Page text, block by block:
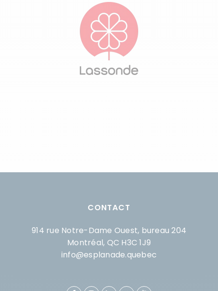
CONTACT
914 rue Notre-Dame Ouest, bureau 204
Montréal, QC H3C 1J9
info@esplanade.quebec